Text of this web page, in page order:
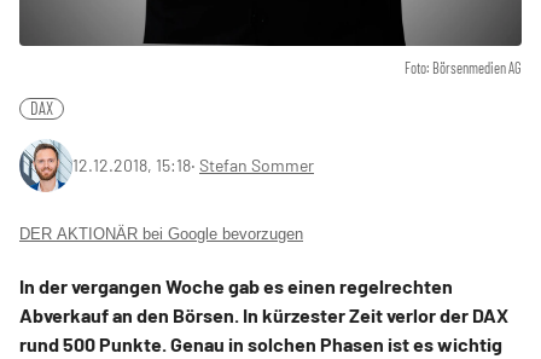
Foto: Börsenmedien AG
DAX
12.12.2018, 15:18‧ Stefan Sommer
DER AKTIONÄR bei Google bevorzugen
In der vergangen Woche gab es einen regelrechten
Abverkauf an den Börsen. In kürzester Zeit verlor der DAX
rund 500 Punkte. Genau in solchen Phasen ist es wichtig